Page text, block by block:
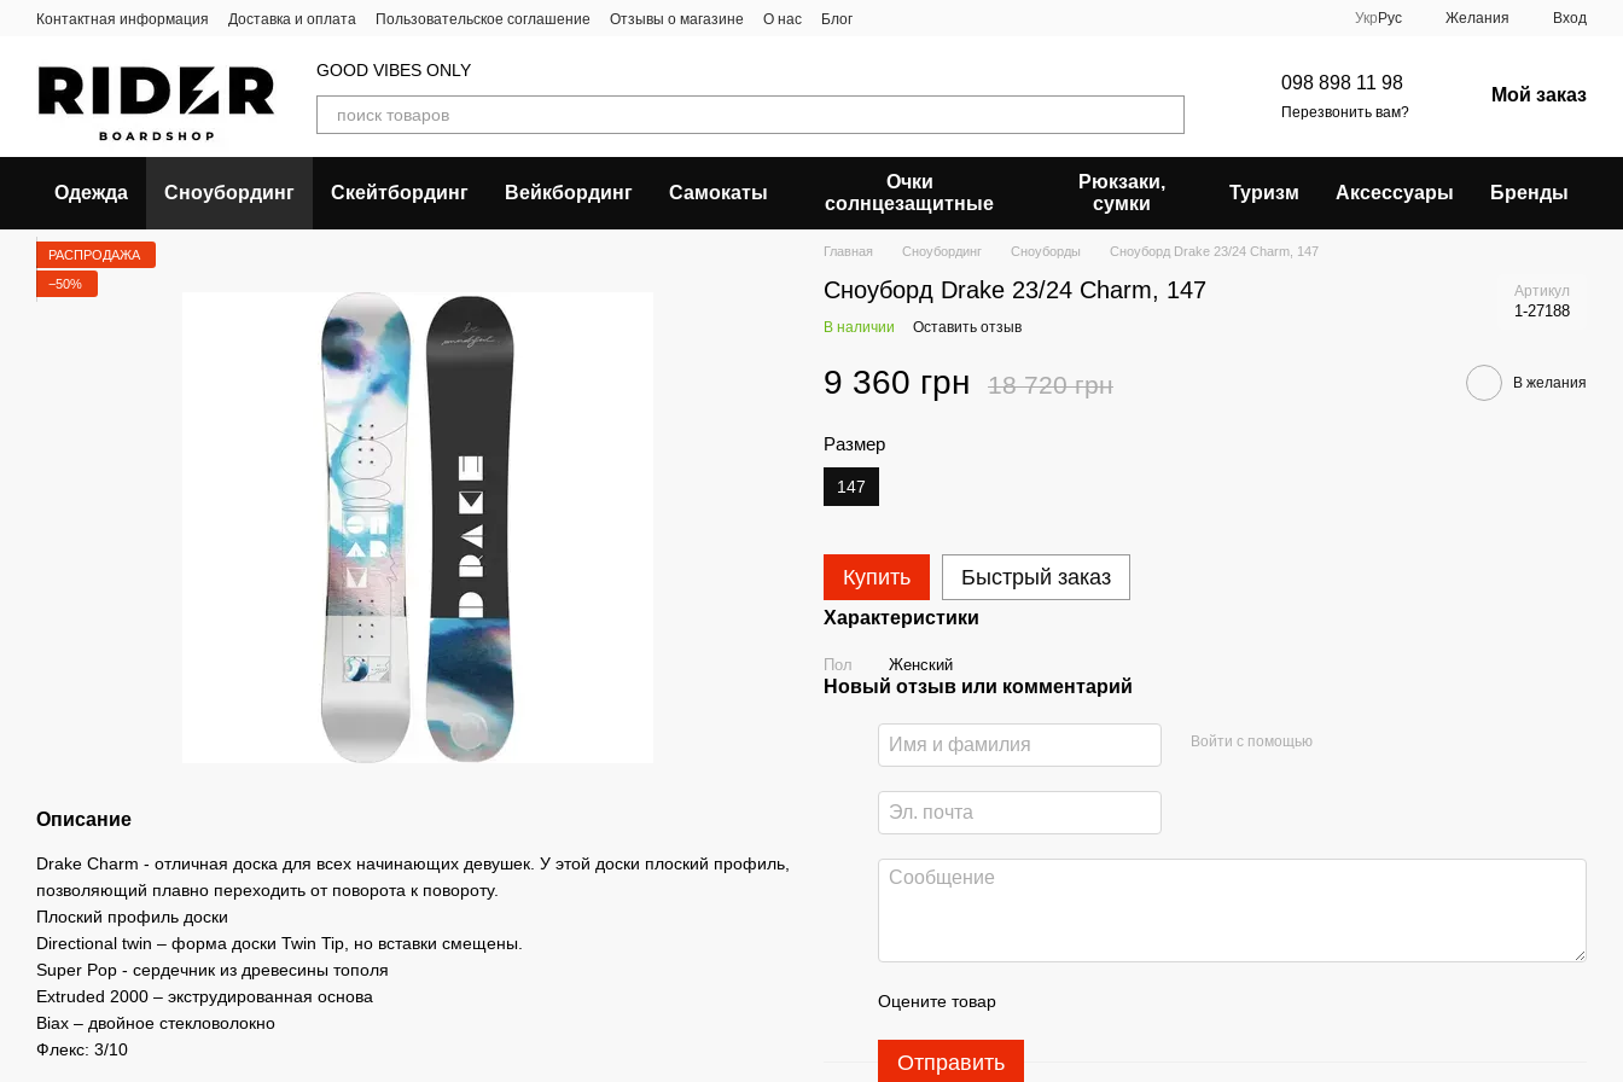
Перейти к основному контенту
Контактная информация Доставка и оплата Пользовательское соглашение Отзывы о магазине О нас Блог Укр Рус Желания Вход
GOOD VIBES ONLY
098 898 11 98
Перезвонить вам?
Мой заказ
Одежда Сноубординг Скейтбординг Вейкбординг Самокаты
Очки
солнцезащитные
Рюкзаки,
сумки
Туризм Аксессуары Бренды
РАСПРОДАЖА
−50%
Описание
Drake Charm - отличная доска для всех начинающих девушек. У этой доски плоский профиль,
позволяющий плавно переходить от поворота к повороту.
Плоский профиль доски
Directional twin – форма доски Twin Tip, но вставки смещены.
Super Pop - сердечник из древесины тополя
Extruded 2000 – экструдированная основа
Biax – двойное стекловолокно
Флекс: 3/10
Главная Сноубординг Сноуборды Сноуборд Drake 23/24 Charm, 147
Сноуборд Drake 23/24 Charm, 147 Артикул
1-27188
В наличии Оставить отзыв
9 360 грн 18 720 грн В желания
Размер
147
Купить Быстрый заказ
Характеристики
Пол Женский
Новый отзыв или комментарий
Войти с помощью
Оцените товар
Отправить